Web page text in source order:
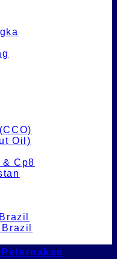
Oil)
Cp8